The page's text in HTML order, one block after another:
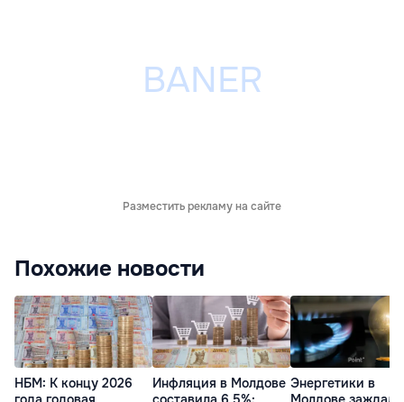
Разместить рекламу на сайте
Похожие новости
НБМ: К концу 2026
Инфляция в Молдове Энергетики в